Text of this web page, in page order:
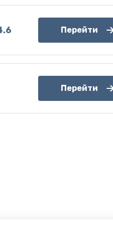
Перейти
Перейти